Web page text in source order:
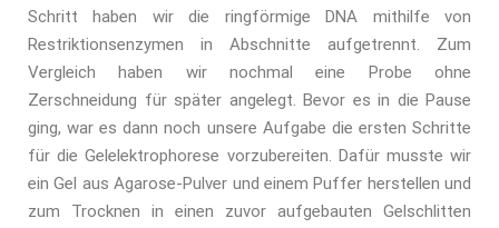
Schritt haben wir die ringförmige DNA mithilfe von
Restriktionsenzymen in Abschnitte aufgetrennt. Zum
Vergleich haben wir nochmal eine Probe ohne
Zerschneidung für später angelegt. Bevor es in die Pause
ging, war es dann noch unsere Aufgabe die ersten Schritte
für die Gelelektrophorese vorzubereiten. Dafür musste wir
ein Gel aus Agarose-Pulver und einem Puffer herstellen und
zum Trocknen in einen zuvor aufgebauten Gelschlitten